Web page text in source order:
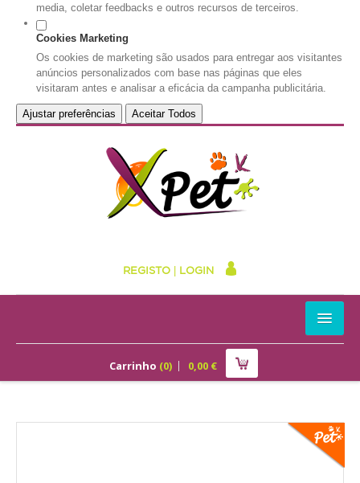
media, coletar feedbacks e outros recursos de terceiros.
Cookies Marketing
Os cookies de marketing são usados para entregar aos visitantes
anúncios personalizados com base nas páginas que eles
visitaram antes e analisar a eficácia da campanha publicitária.
Ajustar preferências Aceitar Todos
REGISTO LOGIN
ALIMENTAÇÃO
Carrinho (0) 0,00€